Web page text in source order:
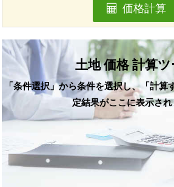
価格計算
土地 価格 計算
「条件選択」から条件を選択し、「計
定結果がここに表示さ